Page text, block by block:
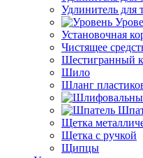
Удлинитель для
Установочная
Чистящее
Шестигранный
Шило
Шланг
Щетка
Щетка с ручкой
Щипцы